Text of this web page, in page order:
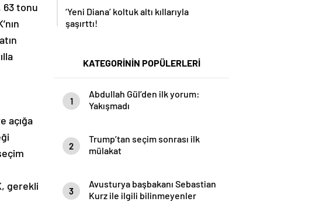
63 tonu
açığa
gerekli
‘Yeni Diana’ koltuk altı kıllarıyla
şaşırttı!
KATEGORİNİN POPÜLERLERİ
1
Abdullah Gül’den ilk yorum:
Yakışmadı
2
Trump’tan seçim sonrası ilk
mülakat
3
Avusturya başbakanı Sebastian
Kurz ile ilgili bilinmeyenler